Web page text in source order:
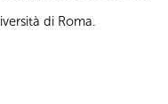
di Roma.